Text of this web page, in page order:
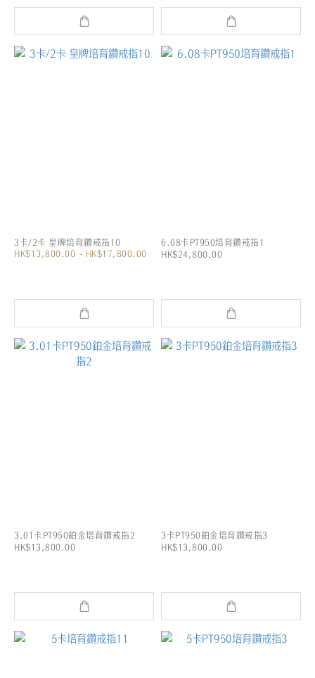
3卡/2卡 皇牌培育鑽戒指10
HK$13,800.00 ~ HK$17,800.00
6.08卡PT950培育鑽戒指1
HK$24,800.00
3.01卡PT950鉑金培育鑽戒指2
HK$13,800.00
3卡PT950鉑金培育鑽戒指3
HK$13,800.00